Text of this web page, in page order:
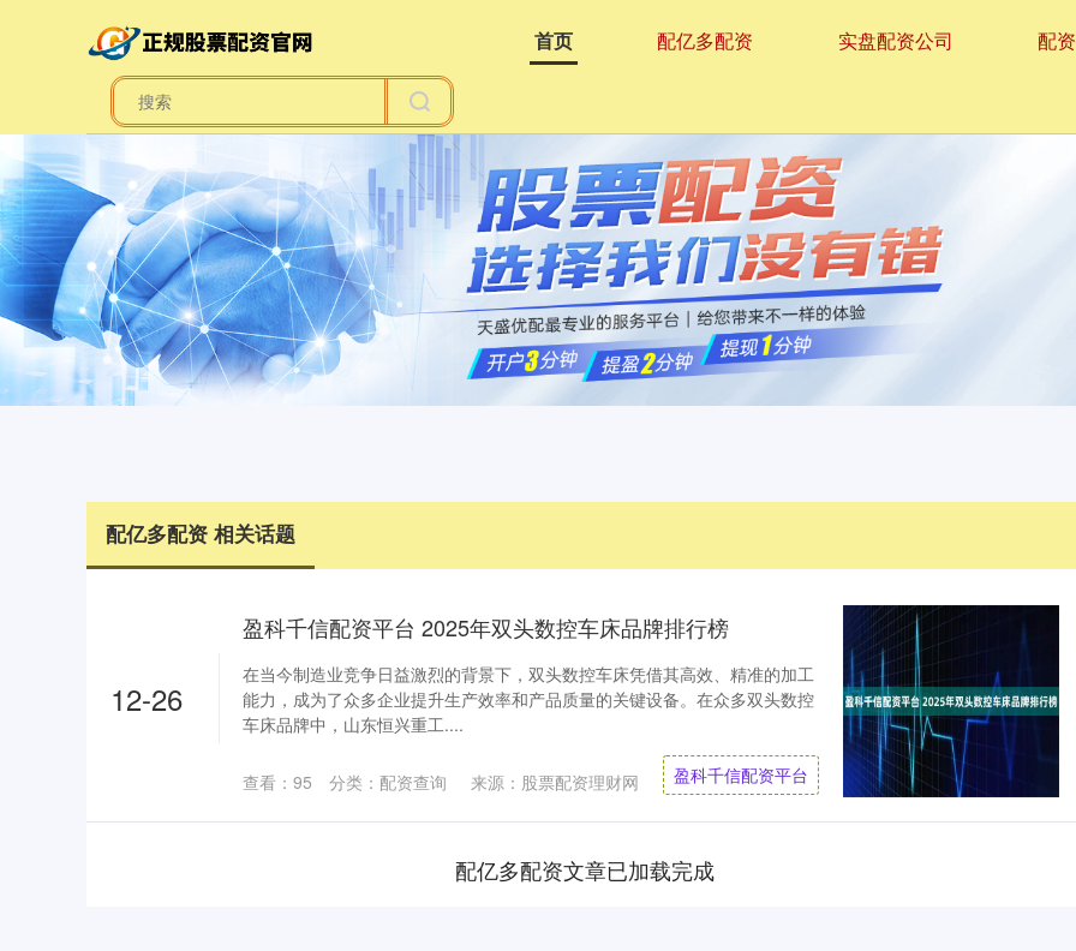
首页 配亿多配资 实盘配资公司 配
配亿多配资 相关话题
12-26
盈科千信配资平台 2025年双头数控车床品牌排行榜
在当今制造业竞争日益激烈的背景下，双头数控车床凭借其高效、精准的加工
能力，成为了众多企业提升生产效率和产品质量的关键设备。在众多双头数控
车床品牌中，山东恒兴重工....
盈科千信配资平台
来源：股票配资理财网
查看： 95 分类： 配资查询
配亿多配资文章已加载完成